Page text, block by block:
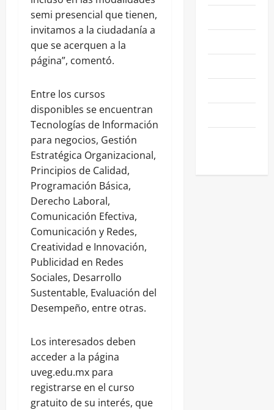
semi presencial que tienen,
invitamos a la ciudadanía a
que se acerquen a la
página”, comentó.
Entre los cursos
disponibles se encuentran
Tecnologías de Información
para negocios, Gestión
Estratégica Organizacional,
Principios de Calidad,
Programación Básica,
Derecho Laboral,
Comunicación Efectiva,
Comunicación y Redes,
Creatividad e Innovación,
Publicidad en Redes
Sociales, Desarrollo
Sustentable, Evaluación del
Desempeño, entre otras.
Los interesados deben
acceder a la página
uveg.edu.mx para
registrarse en el curso
gratuito de su interés, que